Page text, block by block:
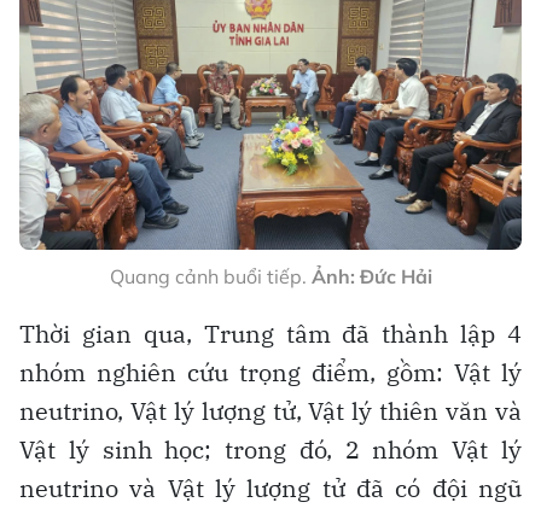
Quang cảnh buổi tiếp. Ảnh: Đức Hải
Thời gian qua, Trung tâm đã thành lập 4
nhóm nghiên cứu trọng điểm, gồm: Vật lý
neutrino, Vật lý lượng tử, Vật lý thiên văn và
Vật lý sinh học; trong đó, 2 nhóm Vật lý
neutrino và Vật lý lượng tử đã có đội ngũ